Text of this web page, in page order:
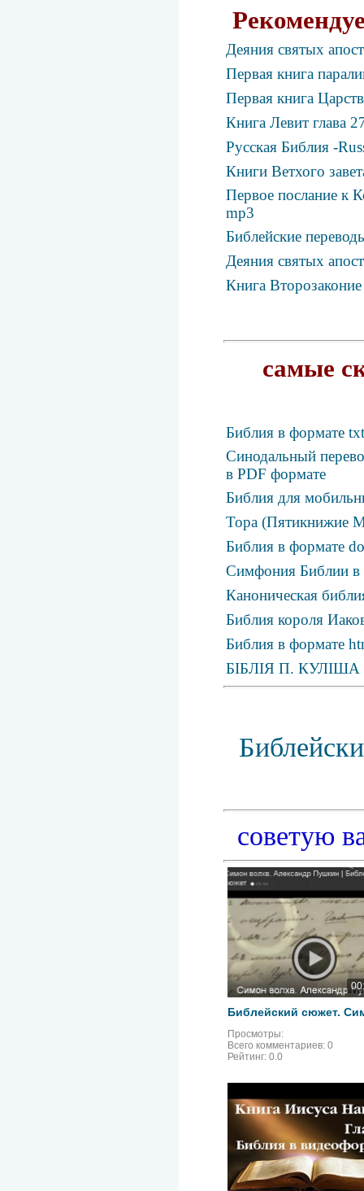
Деяния святых
Первая книга
Первая книга
Книга Левит глава
Русская Библия -
Книги Ветхого
Первое послание к
mp3
Библейские
Деяния святых
Книга
самые
Библия в формате txt
Синодальный
в PDF формате
Библия для
Тора (Пятикнижие
Библия в формате
Симфония Библии
Каноническая
Библия короля
Библия в формате
БІБЛІЯ П. КУЛІША
советую
Просмотры:
Всего комментариев: 0
Рейтинг: 0.0